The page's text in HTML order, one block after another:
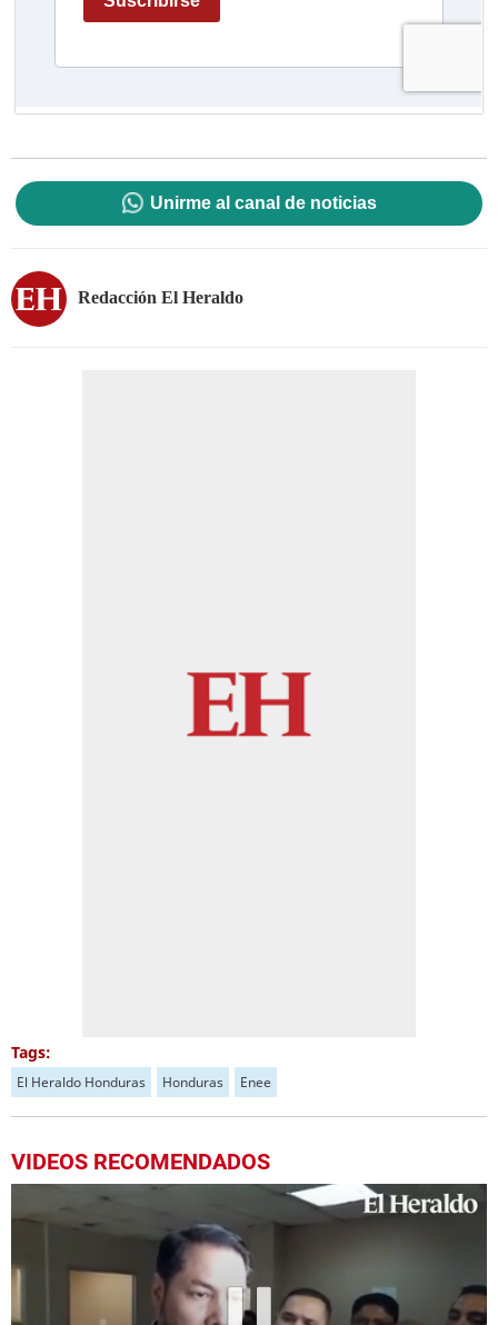
Unirme al canal de noticias
Redacción El Heraldo
Tags:
El Heraldo Honduras Honduras Enee
VIDEOS RECOMENDADOS